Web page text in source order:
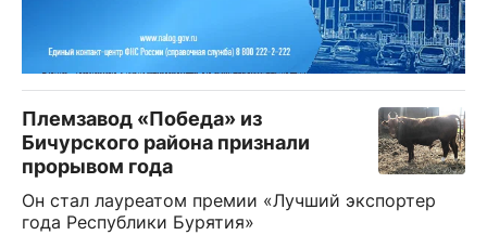
Племзавод «Победа» из
Бичурского района признали
прорывом года
Он стал лауреатом премии «Лучший экспортер
года Республики Бурятия»